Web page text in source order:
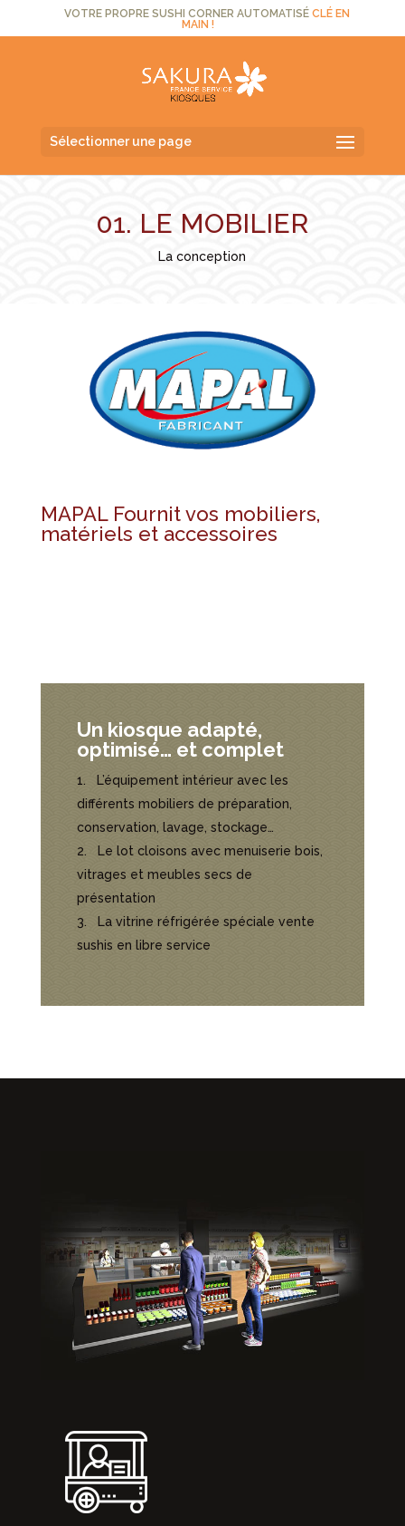
VOTRE PROPRE SUSHI CORNER AUTOMATISÉ CLÉ EN
MAIN !
Sélectionner une page
01. LE MOBILIER
La conception
MAPAL Fournit vos mobiliers,
matériels et accessoires
Un kiosque adapté,
optimisé… et complet
L’équipement intérieur avec les
différents mobiliers de préparation,
conservation, lavage, stockage…
Le lot cloisons avec menuiserie bois,
vitrages et meubles secs de
présentation
La vitrine réfrigérée spéciale vente
sushis en libre service